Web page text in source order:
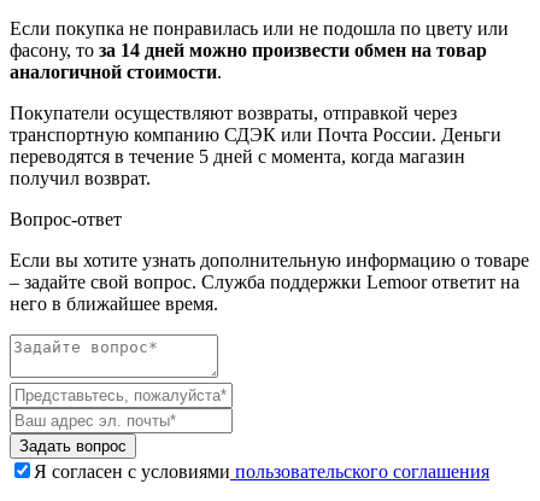
Если покупка не понравилась или не подошла по цвету или
фасону, то за 14 дней можно произвести обмен на товар
аналогичной стоимости.
Покупатели осуществляют возвраты, отправкой через
транспортную компанию СДЭК или Почта России. Деньги
переводятся в течение 5 дней с момента, когда магазин
получил возврат.
Вопрос-ответ
Если вы хотите узнать дополнительную информацию о товаре
– задайте свой вопрос. Служба поддержки Lemoor ответит на
него в ближайшее время.
Задать вопрос
Я согласен с условиями пользовательского соглашения